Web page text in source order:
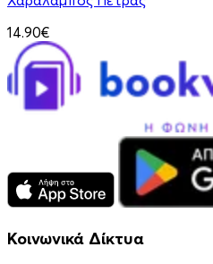
14.90€
Κοινωνικά Δίκτυα